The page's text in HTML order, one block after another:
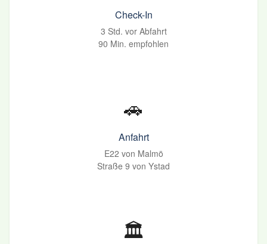
Check-In
3 Std. vor Abfahrt
90 Min. empfohlen
🚗
Anfahrt
E22 von Malmö
Straße 9 von Ystad
🏛️